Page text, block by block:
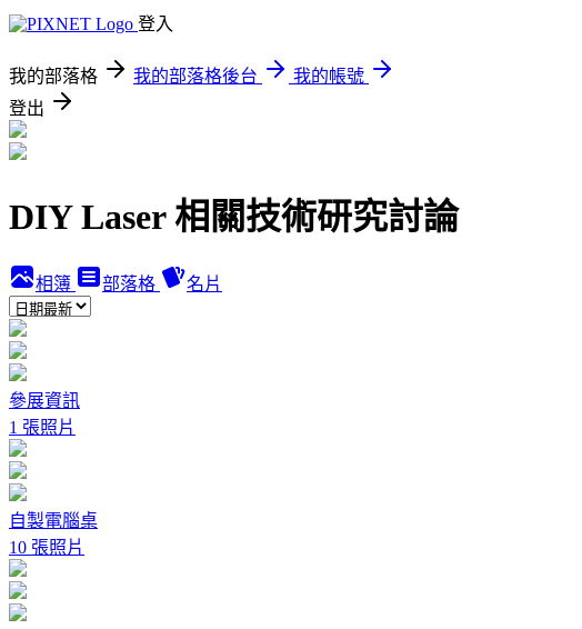
登入
我的部落格 我的部落格後台
我的帳號
登出
DIY Laser 相關技術研究討論
相簿 部落格 名片
參展資訊
1 張照片
自製電腦桌
10 張照片